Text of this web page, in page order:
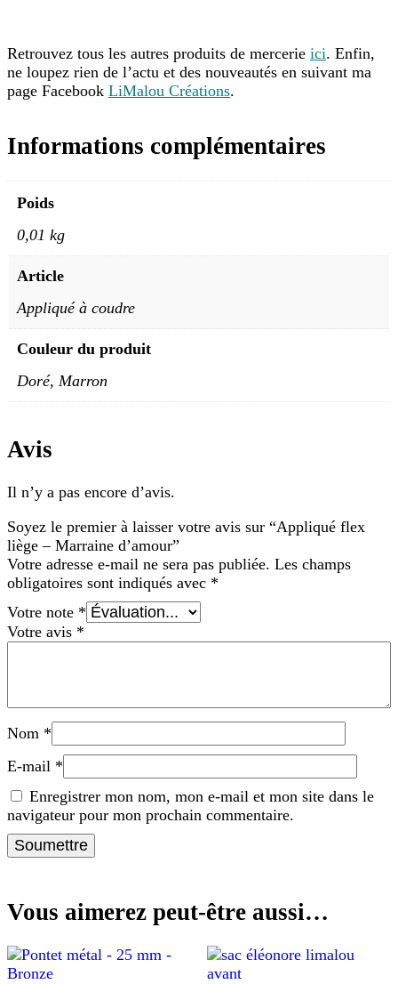
Retrouvez tous les autres produits de mercerie ici. Enfin,
ne loupez rien de l’actu et des nouveautés en suivant ma
page Facebook LiMalou Créations.
Informations complémentaires
Poids
0,01 kg
Article
Appliqué à coudre
Couleur du produit
Doré, Marron
Avis
Il n’y a pas encore d’avis.
Soyez le premier à laisser votre avis sur “Appliqué flex
liège – Marraine d’amour”
Votre adresse e-mail ne sera pas publiée. Les champs
obligatoires sont indiqués avec *
Votre note *
Votre avis *
Nom *
E-mail *
Enregistrer mon nom, mon e-mail et mon site dans le
navigateur pour mon prochain commentaire.
Vous aimerez peut-être aussi…